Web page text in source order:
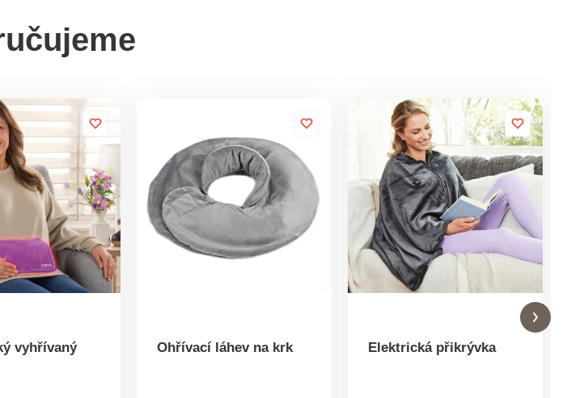
vyhřívaný
Ohřívací láhev na krk Elektrická přikrývka